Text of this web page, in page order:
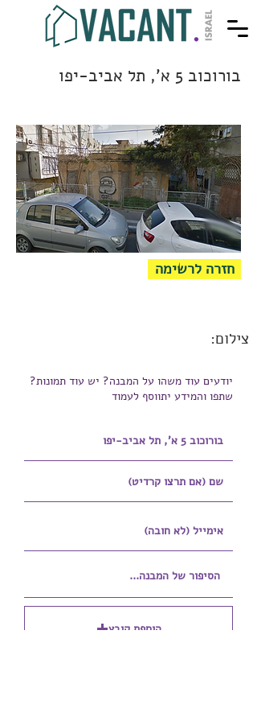
בורוכוב 5 א', תל אביב-יפו
חזרה לרשימה
צילום:
יודעים עוד משהו על המבנה? יש עוד תמונות?
שתפו והמידע יתווסף לעמוד
הוספת קובץ